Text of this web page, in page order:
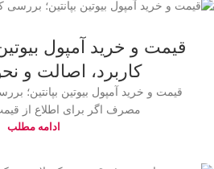
قیمت و خرید آمپول
کاربرد، اصالت و
قیمت و خرید آمپول بیوتین بپانتین؛
مصرف اگر برای اطلاع از
ادامه مطلب